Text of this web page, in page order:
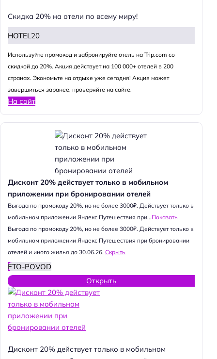
Скидка 20% на отели по всему миру!
HOTEL20
Используйте промокод и забронируйте отель на Trip.com со
скидкой до 20%. Акция действует на 100 000+ отелей в 200
странах. Экономьте на отдыхе уже сегодня! Акция может
завершиться заранее, проверяйте на сайте.
На сайт
Дисконт 20% действует только в мобильном
приложении при бронировании отелей
Выгода по промокоду 20%, но не более 3000₽. Действует только в
мобильном приложении Яндекс Путешествия при...Показать
Выгода по промокоду 20%, но не более 3000₽. Действует только в
мобильном приложении Яндекс Путешествия при бронировании
отелей и иного жилья до 30.06.26. Скрыть
ETO-POVOD
Открыть
Дисконт 20% действует только в мобильном